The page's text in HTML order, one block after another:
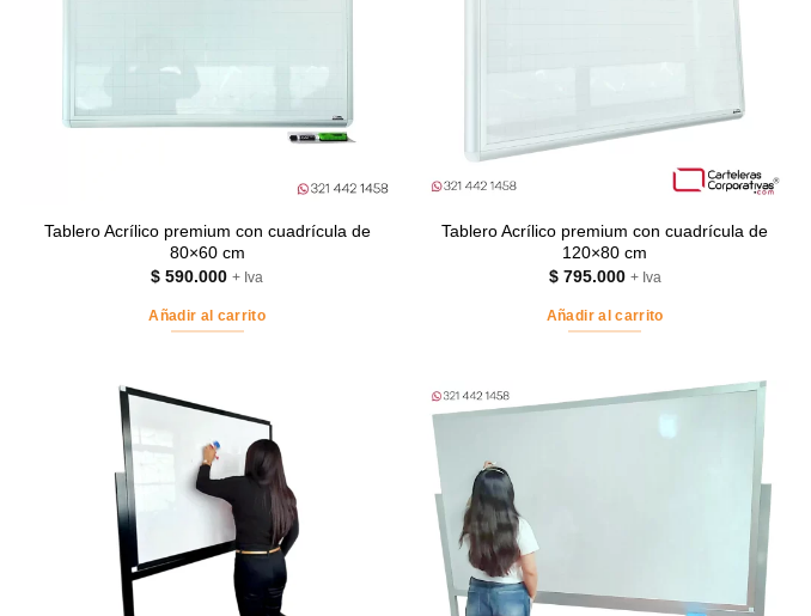
Tablero Acrílico premium con cuadrícula de
80×60 cm
$ 590.000 + Iva
Añadir al carrito
Tablero Acrílico premium con cuadrícula de
120×80 cm
$795.000 + Iva
Añadir al carrito